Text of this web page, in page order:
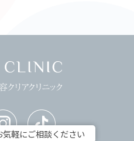
軽にご相談ください